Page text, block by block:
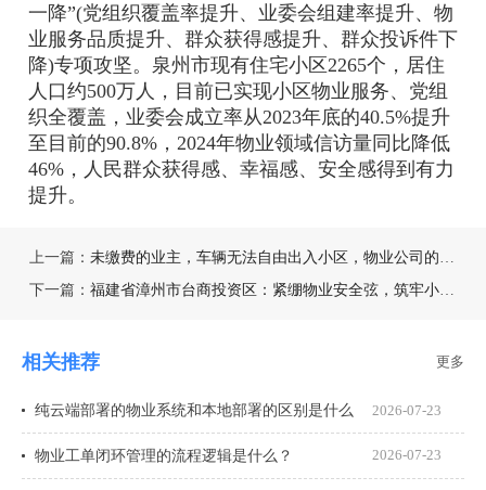
一降”(党组织覆盖率提升、业委会组建率提升、物
业服务品质提升、群众获得感提升、群众投诉件下
降)专项攻坚。泉州市现有住宅小区2265个，居住
人口约500万人，目前已实现小区物业服务、党组
织全覆盖，业委会成立率从2023年底的40.5%提升
至目前的90.8%，2024年物业领域信访量同比降低
46%，人民群众获得感、幸福感、安全感得到有力
提升。
上一篇： 未缴费的业主，车辆无法自由出入小区，物业公司的做法合理吗？
下一篇： 福建省漳州市台商投资区：紧绷物业安全弦，筑牢小区“平安防线”
相关推荐 更多
纯云端部署的物业系统和本地部署的区别是什么 2026-07-23
物业工单闭环管理的流程逻辑是什么？ 2026-07-23